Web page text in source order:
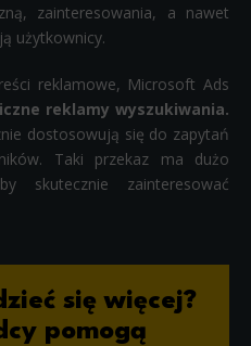
zainteresowania, a nawet
użytkownicy.
reklamowe, Microsoft Ads
reklamy wyszukiwania.
dostosowują się do zapytań
Taki przekaz ma dużo
zainteresować
się więcej?
pomogą